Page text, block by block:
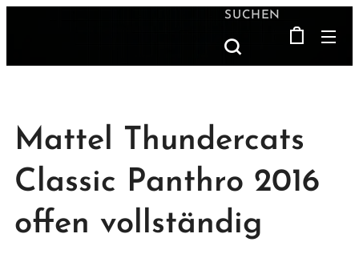
SUCHEN
Mattel Thundercats
Classic Panthro 2016
offen vollständig